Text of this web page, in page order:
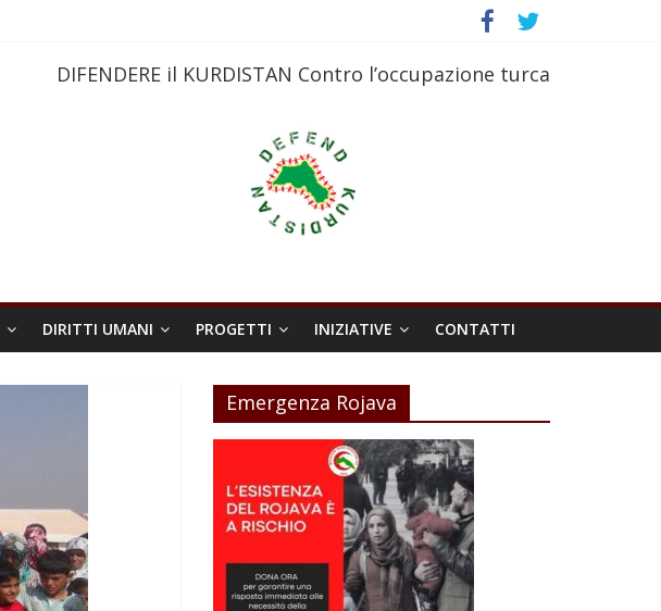
DIFENDERE il KURDISTAN Contro l’occupazione turca
DIRITTI UMANI PROGETTI INIZIATIVE CONTATTI
Emergenza Rojava